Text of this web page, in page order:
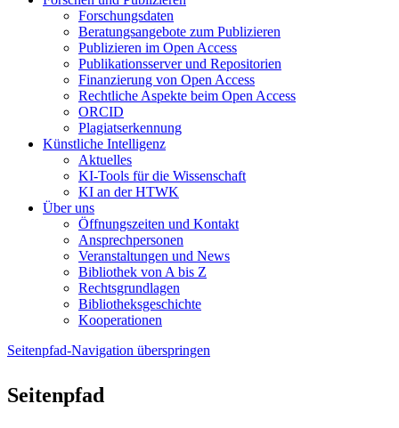
Forschungsdaten
Beratungsangebote zum Publizieren
Publizieren im Open Access
Publikationsserver und Repositorien
Finanzierung von Open Access
Rechtliche Aspekte beim Open Access
ORCID
Plagiatserkennung
Künstliche Intelligenz
Aktuelles
KI-Tools für die Wissenschaft
KI an der HTWK
Über uns
Öffnungszeiten und Kontakt
Ansprechpersonen
Veranstaltungen und News
Bibliothek von A bis Z
Rechtsgrundlagen
Bibliotheksgeschichte
Kooperationen
Seitenpfad-Navigation überspringen
Seitenpfad